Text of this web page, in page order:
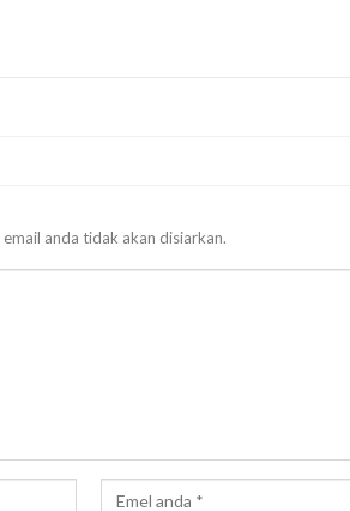
anda tidak akan disiarkan.